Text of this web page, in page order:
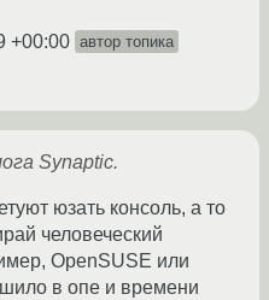
+00:00 автор топика
Synaptic.
юзать консоль, а то
человеческий
OpenSUSE или
в опе и времени